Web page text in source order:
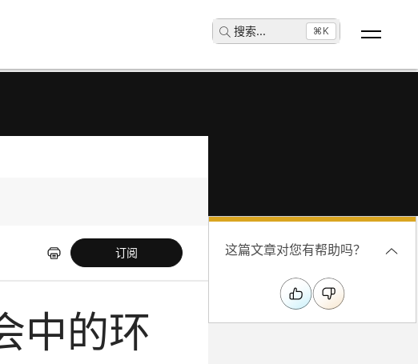
搜索... ⌘K
订阅
中的环
这篇文章对您有帮助吗？